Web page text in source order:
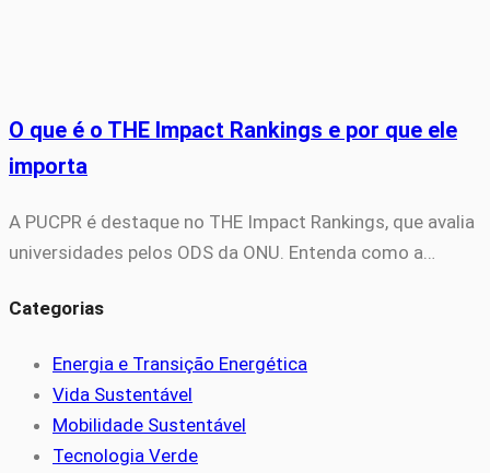
O que é o THE Impact Rankings e por que ele
importa
A PUCPR é destaque no THE Impact Rankings, que avalia
universidades pelos ODS da ONU. Entenda como a…
Categorias
Energia e Transição Energética
Vida Sustentável
Mobilidade Sustentável
Tecnologia Verde